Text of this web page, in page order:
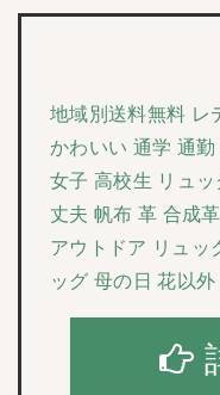
地域別送料無料 レ
かわいい 通学 通
女子 高校生 リュ
丈夫 帆布 革 合成
アウトドア リュッ
ッグ 母の日 花以外